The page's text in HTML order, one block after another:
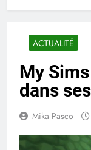
ACTUALITÉ
My
dans
Mika Pasco